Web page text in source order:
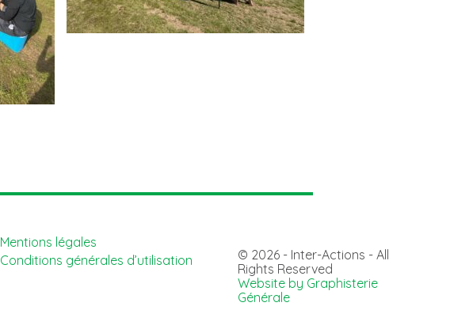
Mentions légales
Conditions générales d’utilisation
© 2026 - Inter-Actions - All
Rights Reserved
Website by Graphisterie
Générale